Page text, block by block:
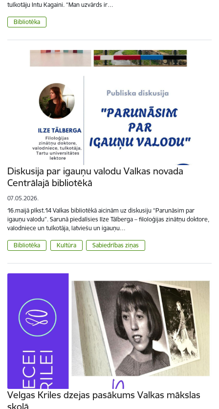
tulkotāju Intu Kagaini. “Man uzvārds ir…
Bibliotēka
Diskusija par igauņu valodu Valkas novada
Centrālajā bibliotēkā
07.05.2026.
16.maijā plkst.14 Valkas bibliotēkā aicinām uz diskusiju “Parunāsim par
igauņu valodu”. Sarunā piedalīsies Ilze Tālberga – filoloģijas zinātņu doktore,
valodniece un tulkotāja, latviešu un igauņu…
Bibliotēka Kultūra Sabiedrības ziņas
Velgas Kriles dzejas pasākums Valkas mākslas
skolā